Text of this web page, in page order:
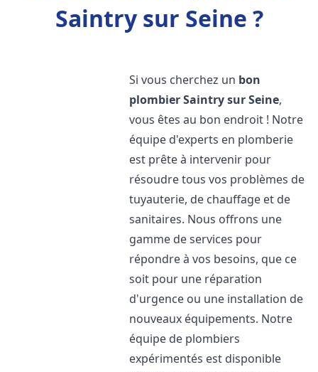
Saintry sur Seine ?
Si vous cherchez un bon
plombierSaintry sur Seine,
vous êtes au bon endroit ! Notre
équipe d'experts en plomberie
est prête à intervenir pour
résoudre tous vos problèmes de
tuyauterie, de chauffage et de
sanitaires. Nous offrons une
gamme de services pour
répondre à vos besoins, que ce
soit pour une réparation
d'urgence ou une installation de
nouveaux équipements. Notre
équipe de plombiers
expérimentés est disponible